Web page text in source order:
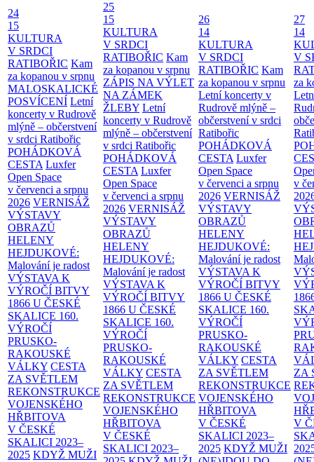
24
15
KULTURA
V SRDCI
RATIBOŘIC Kam
za kopanou v srpnu
MALOSKALICKÉ
POSVÍCENÍ Letní
koncerty v Rudrově
mlýně – občerstvení
v srdci Ratibořic
POHÁDKOVÁ
CESTA Luxfer
Open Space
v červenci a srpnu
2026 VERNISÁŽ
VÝSTAVY
OBRAZŮ
HELENY
HEJDUKOVÉ:
Malování je radost
VÝSTAVA K
VÝROČÍ BITVY
1866 U ČESKÉ
SKALICE 160.
VÝROČÍ
PRUSKO-
RAKOUSKÉ
VÁLKY CESTA
ZA SVĚTLEM
REKONSTRUKCE
VOJENSKÉHO
HŘBITOVA
V ČESKÉ
SKALICI 2023–
2025 KDYŽ MUŽI
25
15
KULTURA
V SRDCI
RATIBOŘIC Kam
za kopanou v srpnu
ZÁPIS NA VÝLET
NA ZÁMEK
ŽLEBY Letní
koncerty v Rudrově
mlýně – občerstvení
v srdci Ratibořic
POHÁDKOVÁ
CESTA Luxfer
Open Space
v červenci a srpnu
2026 VERNISÁŽ
VÝSTAVY
OBRAZŮ
HELENY
HEJDUKOVÉ:
Malování je radost
VÝSTAVA K
VÝROČÍ BITVY
1866 U ČESKÉ
SKALICE 160.
VÝROČÍ
PRUSKO-
RAKOUSKÉ
VÁLKY CESTA
ZA SVĚTLEM
REKONSTRUKCE
VOJENSKÉHO
HŘBITOVA
V ČESKÉ
SKALICI 2023–
26
14
KULTURA
V SRDCI
RATIBOŘIC Kam
za kopanou v srpnu
Letní koncerty v
Rudrově mlýně –
občerstvení v srdci
Ratibořic
POHÁDKOVÁ
CESTA Luxfer
Open Space
v červenci a srpnu
2026 VERNISÁŽ
VÝSTAVY
OBRAZŮ
HELENY
HEJDUKOVÉ:
Malování je radost
VÝSTAVA K
VÝROČÍ BITVY
1866 U ČESKÉ
SKALICE 160.
VÝROČÍ
PRUSKO-
RAKOUSKÉ
VÁLKY CESTA
ZA SVĚTLEM
REKONSTRUKCE
VOJENSKÉHO
HŘBITOVA
V ČESKÉ
SKALICI 2023–
2025 KDYŽ MUŽI
27
14
V
za
v
ZA
V